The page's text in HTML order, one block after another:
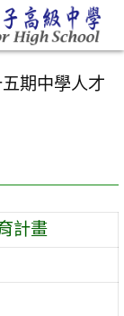
期中學人才
計畫